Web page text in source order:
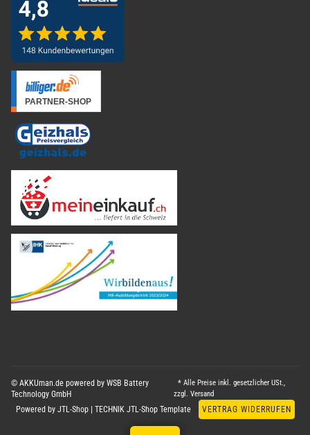
© AKKUman.de powered by WSB Battery
Technology GmbH
* Alle Preise inkl. gesetzlicher USt.,
zzgl.Versand
Powered by JTL-Shop TECHNIK JTL-Shop Template VERTRAG WIDERRUFEN